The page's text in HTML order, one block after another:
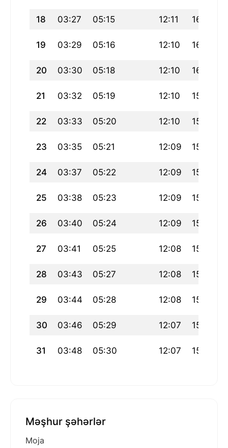
18 03:27 05:15 12:11 16:01
19 03:29 05:16 12:10 16:00
20 03:30 05:18 12:10 16:00
21 03:32 05:19 12:10 15:59
22 03:33 05:20 12:10 15:58
23 03:35 05:21 12:09 15:57
24 03:37 05:22 12:09 15:56
25 03:38 05:23 12:09 15:55
26 03:40 05:24 12:09 15:54
27 03:41 05:25 12:08 15:53
28 03:43 05:27 12:08 15:52
29 03:44 05:28 12:08 15:51
30 03:46 05:29 12:07 15:50
31 03:48 05:30 12:07 15:49
Məşhur şəhərlər
Moja